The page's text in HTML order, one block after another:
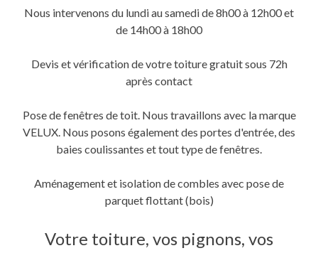
fenêtre)
Nous intervenons du lundi au samedi de 8h00 à 12h00 et
de 14h00 à 18h00
Devis et vérification de votre toiture gratuit sous 72h
après contact
Pose de fenêtres de toit. Nous travaillons avec la marque
VELUX. Nous posons également des portes d'entrée, des
baies coulissantes et tout type de fenêtres.
Aménagement et isolation de combles avec pose de
parquet flottant (bois)
Votre toiture, vos pignons, vos